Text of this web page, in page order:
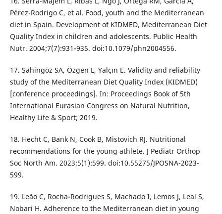
Pérez-Rodrigo C, et al. Food, youth and the Mediterranean
diet in Spain. Development of KIDMED, Mediterranean Diet
Quality Index in children and adolescents. Public Health
Nutr. 2004;7(7):931-935. doi:10.1079/phn2004556.
17. Şahingöz SA, Özgen L, Yalçın E. Validity and reliability
study of the Mediterranean Diet Quality Index (KIDMED)
[conference proceedings]. In: Proceedings Book of 5th
International Eurasian Congress on Natural Nutrition,
Healthy Life & Sport; 2019.
18. Hecht C, Bank N, Cook B, Mistovich RJ. Nutritional
recommendations for the young athlete. J Pediatr Orthop
Soc North Am. 2023;5(1):599. doi:10.55275/JPOSNA-2023-
599.
19. Leão C, Rocha-Rodrigues S, Machado I, Lemos J, Leal S,
Nobari H. Adherence to the Mediterranean diet in young